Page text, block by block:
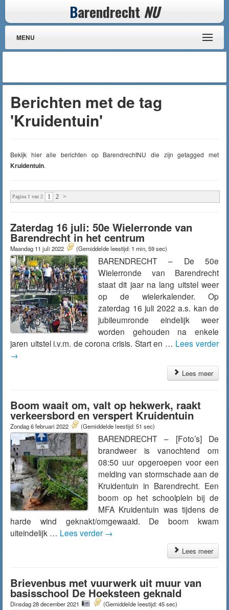
Barendrecht NU
MENU
Berichten met de tag
'Kruidentuin'
Bekijk hier alle berichten op BarendrechtNU die zijn getagged met
Kruidentuin.
Pagina 1 van 2 1 2 >
Zaterdag 16 juli: 50e Wielerronde van
Barendrecht in het centrum
Maandag 11 juli 2022 (Gemiddelde leestijd: 1 min, 59 sec)
BARENDRECHT – De 50e
Wielerronde van Barendrecht
staat dit jaar na lang uitstel weer
op de wielerkalender. Op
zaterdag 16 juli 2022 a.s. kan de
jubileumronde eindelijk weer
worden gehouden na enkele
jaren uitstel i.v.m. de corona crisis. Start en … Lees verder
→
Lees meer
Boom waait om, valt op hekwerk, raakt
verkeersbord en verspert Kruidentuin
Zondag 6 februari 2022 (Gemiddelde leestijd: 51 sec)
BARENDRECHT – [Foto’s] De
brandweer is vanochtend om
08:50 uur opgeroepen voor een
melding van stormschade aan de
Kruidentuin in Barendrecht. Een
boom op het schoolplein bij de
MFA Kruidentuin was tijdens de
harde wind geknakt/omgewaaid. De boom kwam
uiteindelijk … Lees verder →
Lees meer
Brievenbus met vuurwerk uit muur van
basisschool De Hoeksteen geknald
Dinsdag 28 december 2021 (Gemiddelde leestijd: 45 sec)